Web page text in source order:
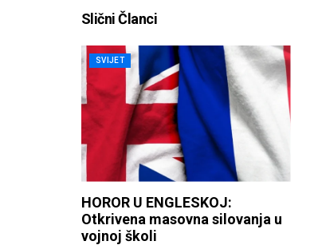
Slični Članci
SVIJET
HOROR U ENGLESKOJ:
Otkrivena masovna silovanja u
vojnoj školi